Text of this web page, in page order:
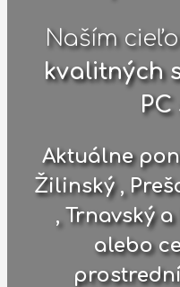
Naším
kvalitných
Aktuálne
Žilinský,
, Trnavskýa
alebo